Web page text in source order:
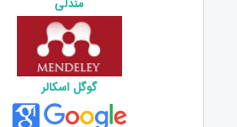
مندلی
گوگل اسکالر